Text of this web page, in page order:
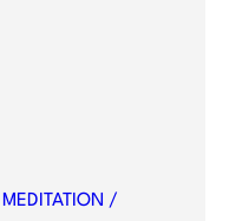
/